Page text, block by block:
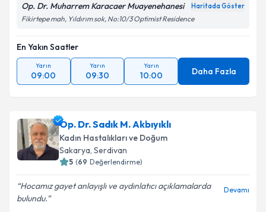
Op. Dr. Muharrem Karacaer Muayenehanesi Haritada Göster
Fikirtepe mah, Yıldırım sok, No:10/3 Optimist Residence
En Yakın Saatler
Yarın
09:00
Yarın
09:30
Yarın
10:00 Daha Fazla
Op. Dr. Sadık M. Akbıyıklı
Kadın Hastalıkları ve Doğum
Sakarya, Serdivan
5 (69 Değerlendirme)
Hocamız gayet anlayışlı ve aydınlatıcı açıklamalarda
bulundu.
Devamı